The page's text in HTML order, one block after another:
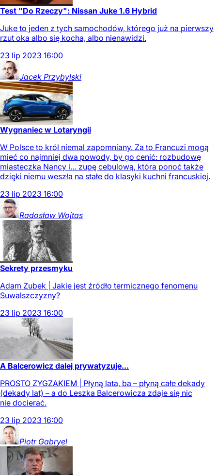
Test "Do Rzeczy": Nissan Juke 1.6 Hybrid
Juke to jeden z tych samochodów, którego już na pierwszy
rzut oka albo się kocha, albo nienawidzi.
23 lip 2023 16:00
Jacek Przybylski
Wygnaniec w Lotaryngii
W Polsce to król niemal zapomniany. Za to Francuzi mogą
mieć co najmniej dwa powody, by go cenić: rozbudowę
miasteczka Nancy i… zupę cebulową, która ponoć także
dzięki niemu weszła na stałe do klasyki kuchni francuskiej.
23 lip 2023 16:00
Radosław Wojtas
Sekrety przesmyku
Adam Zubek | Jakie jest źródło termicznego fenomenu
Suwalszczyzny?
23 lip 2023 16:00
A Balcerowicz dalej prywatyzuje...
PROSTO ZYGZAKIEM | Płyną lata, ba – płyną całe dekady
(dekady lat) – a do Leszka Balcerowicza zdaje się nic
nie docierać.
23 lip 2023 16:00
Piotr Gabryel